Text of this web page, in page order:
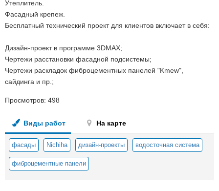
Утеплитель.
Фасадный крепеж.
Бесплатный технический проект для клиентов включает в себя:
Дизайн-проект в программе 3DMAX;
Чертежи расстановки фасадной подсистемы;
Чертежи раскладок фиброцементных панелей "Kmew",
сайдинга и пр.;
Просмотров: 498
Виды работ На карте
фасады Nichiha дизайн-проекты водосточная система
фиброцементные панели